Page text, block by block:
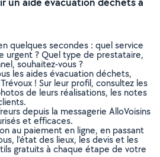
quelques secondes : quel service
urgent ? Quel type de prestataire,
souhaitez-vous ?
les aides évacuation déchets,
! Sur leur profil, consultez les
de leurs réalisations, les notes
depuis la messagerie AlloVoisins
et efficaces.
au paiement en ligne, en passant
l’état des lieux, les devis et les
gratuits à chaque étape de votre